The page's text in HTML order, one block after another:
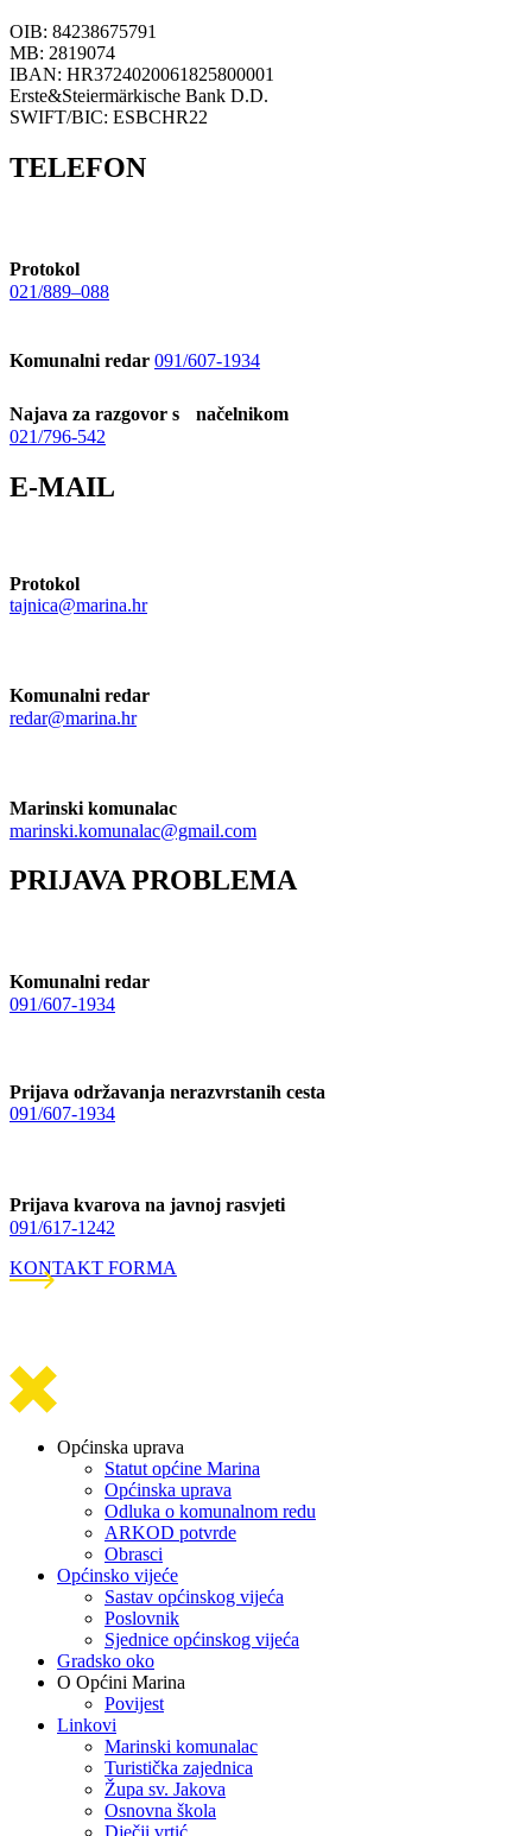
OIB: 84238675791
MB: 2819074
IBAN: HR3724020061825800001
Erste&Steiermärkische Bank D.D.
SWIFT/BIC: ESBCHR22
TELEFON
Protokol
021/889–088
Komunalni redar 091/607-1934
Najava za razgovor s načelnikom
021/796-542
E-MAIL
Protokol
tajnica@marina.hr
Komunalni redar
redar@marina.hr
Marinski komunalac
marinski.komunalac@gmail.com
PRIJAVA PROBLEMA
Komunalni redar
091/607-1934
Prijava održavanja nerazvrstanih cesta
091/607-1934
Prijava kvarova na javnoj rasvjeti
091/617-1242
KONTAKT FORMA
Općinska uprava
Statut općine Marina
Općinska uprava
Odluka o komunalnom redu
ARKOD potvrde
Obrasci
Općinsko vijeće
Sastav općinskog vijeća
Poslovnik
Sjednice općinskog vijeća
Gradsko oko
O Općini Marina
Povijest
Linkovi
Marinski komunalac
Turistička zajednica
Župa sv. Jakova
Osnovna škola